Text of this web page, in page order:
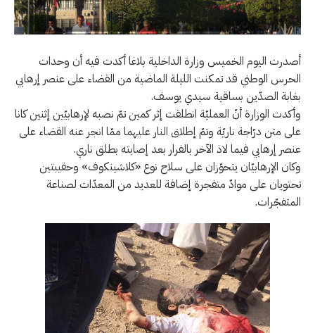
أصدرت اليوم الخميس وزارة الداخلية بلاغا أكدت فيه أن وحدات
الحرس الوطني قد تمكنت الليلة الماضية من القضاء على عنصر إرهابي
بغابة الصدّين بساقية سيدي يوسف.
وأكدت الوزارة أنّ العمليّة انطلقت إثر كمين تمّ نصبه لإرهابيّين إثنين كانا
على متن درّاجة ناريّة وتمّ إطلاق النار عليهما ممّا انجر عنه القضاء على
عنصر إرهابي فيما لاذ الآخر بالفرار بعد إصابته بطلق ناري.
وكان الإرهابيّان يتحوّزان على سلاح نوع «كلاشينكوف» وحقيبتين
تحتويان على موادّ متفجرة إضافة للعديد من المعدّات لصناعة
المتفجّرات.